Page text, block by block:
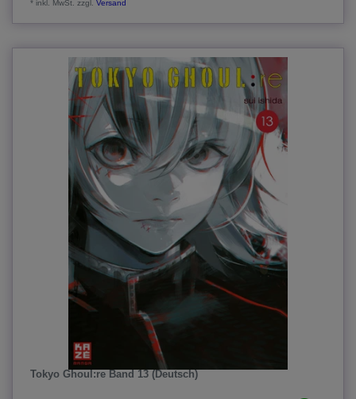
*inkl. MwSt. zzgl.Versand
Tokyo Ghoul:re Band 13 (Deutsch)